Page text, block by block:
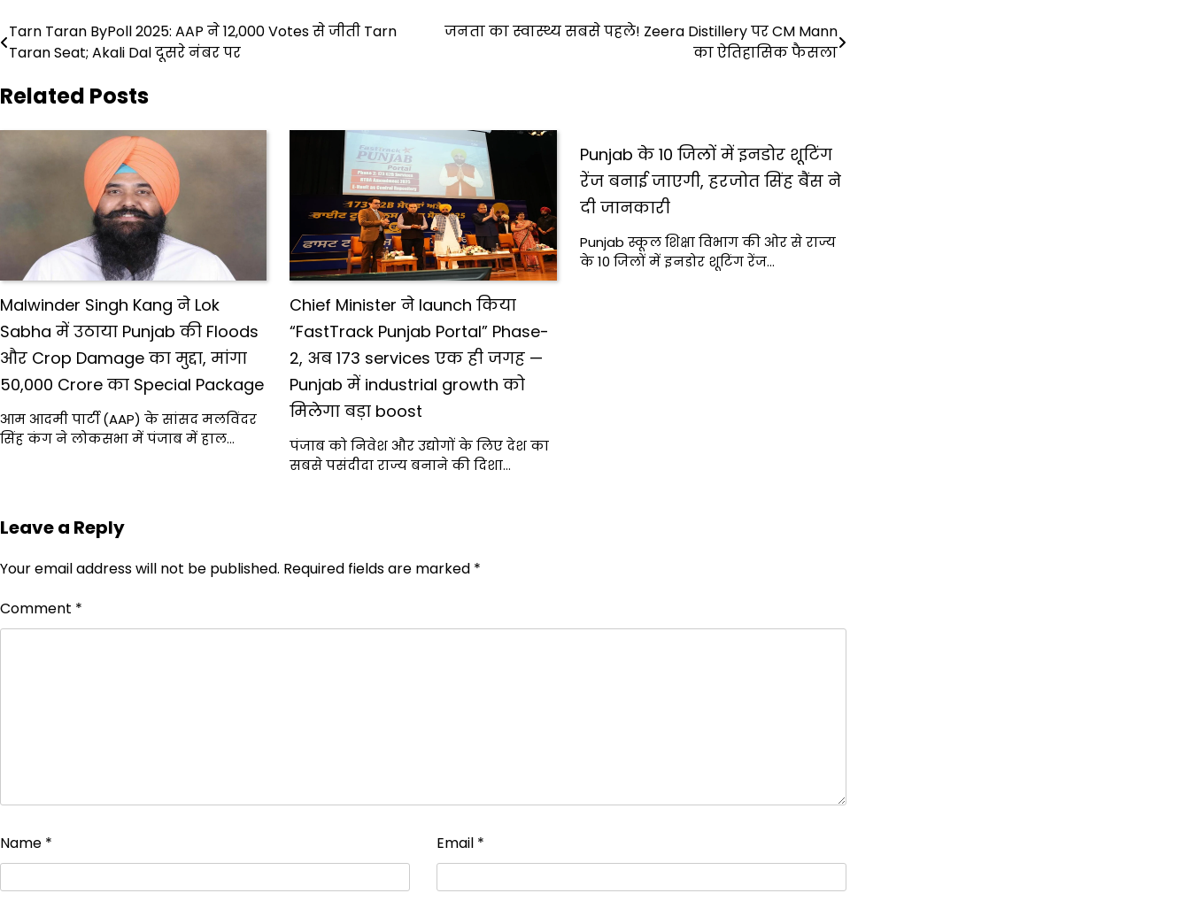
Post
navigation
Tarn Taran ByPoll 2025: AAP ने 12,000 Votes से जीती Tarn
Taran Seat; Akali Dal दूसरे नंबर पर
जनता का स्वास्थ्य सबसे पहले! Zeera Distillery पर CM Mann
का ऐतिहासिक फैसला
Related Posts
Malwinder Singh Kang ने Lok
Sabha में उठाया Punjab की Floods
और Crop Damage का मुद्दा, मांगा
₹50,000 Crore का Special Package
आम आदमी पार्टी (AAP) के सांसद मलविंदर
सिंह कंग ने लोकसभा में पंजाब में हाल…
Chief Minister ने launch किया
“FastTrack Punjab Portal” Phase-
2, अब 173 services एक ही जगह —
Punjab में industrial growth को
मिलेगा बड़ा boost
पंजाब को निवेश और उद्योगों के लिए देश का
सबसे पसंदीदा राज्य बनाने की दिशा…
Punjab के 10 जिलों में इनडोर शूटिंग
रेंज बनाई जाएगी, हरजोत सिंह बैंस ने
दी जानकारी
Punjab स्कूल शिक्षा विभाग की ओर से राज्य
के 10 जिलों में इनडोर शूटिंग रेंज…
Leave a Reply
Your email address will not be published. Required fields are marked *
Comment *
Name * Email *